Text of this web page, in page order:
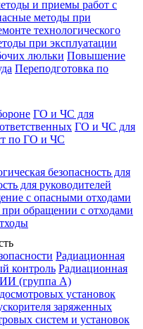
и приемы работ с
методы при
технологического
при эксплуатации
люльки Повышение
Переподготовка по
ГО и ЧС для
ГО и ЧС для
по ГО и ЧС
безопасность для
для руководителей
с опасными отходами
при обращении с отходами
Радиационная
контроль Радиационная
(группа А)
установок
заряженных
систем и установок